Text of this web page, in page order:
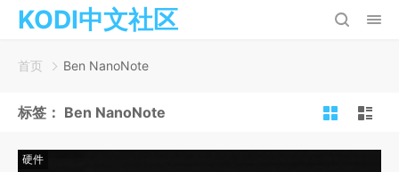
KODI中文社区
首页 Ben NanoNote
标签： Ben NanoNote
硬件